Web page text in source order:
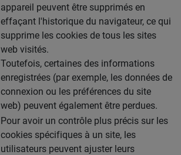
appareil peuvent être supprimés en
effaçant l'historique du navigateur, ce qui
supprime les cookies de tous les sites
web visités.
Toutefois, certaines des informations
enregistrées (par exemple, les données de
connexion ou les préférences du site
web) peuvent également être perdues.
Pour avoir un contrôle plus précis sur les
cookies spécifiques à un site, les
utilisateurs peuvent ajuster leurs